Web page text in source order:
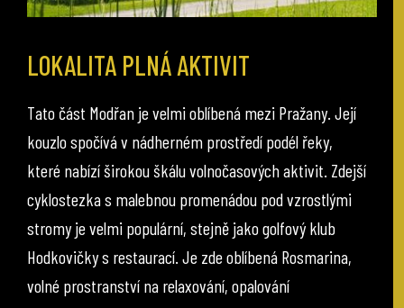
LOKALITA PLNÁ AKTIVIT
Tato část Modřan je velmi oblíbená mezi Pražany. Její
kouzlo spočívá v nádherném prostředí podél řeky,
které nabízí širokou škálu volnočasových aktivit. Zdejší
cyklostezka s malebnou promenádou pod vzrostlými
stromy je velmi populární, stejně jako golfový klub
Hodkovičky s restaurací. Je zde oblíbená Rosmarina,
volné prostranství na relaxování, opalování